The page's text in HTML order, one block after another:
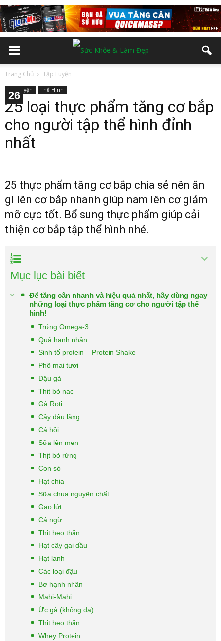
Trang Chủ Tập Luyện
Tập Luyện Thể Hình
25 loại thực phẩm tăng cơ bắp
cho người tập thể hình đỉnh
nhất
25 thực phẩm tăng cơ bắp chia sẻ nên ăn
gì lên cơ bắp nhanh giúp nam lên cơ giảm
mỡ cực tốt. Bổ sung thực phẩm giúp cải
thiện cơ bắp tập thể hình nhé.
Mục lục bài biết
Để tăng cân nhanh và hiệu quả nhất, hãy dùng ngay
những loại thực phẩm tăng cơ cho người tập thể
hình!
Trứng Omega-3
Quả hạnh nhân
Sinh tố protein – Protein Shake
Phô mai tươi
Đậu gà
Thịt bò nạc
Gà Roti
Cây đậu lăng
Cá hồi
Sữa lên men
Thịt bò rừng
Con sò
Hạt chia
Sữa chua nguyên chất
Gạo lứt
Cá ngừ
Thịt heo thăn
Hạt cây gai dầu
Hạt lanh
Các loại đậu
Bơ hạnh nhân
Mahi-Mahi
Ức gà (không da)
Thịt heo thăn
Whey Protein
2
3
4
5
6
7
8
9
10
11
12
13
14
15
16
17
18
19
20
21
22
23
24
25
26